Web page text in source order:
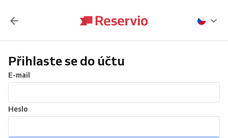
Přihlaste se do účtu
E-mail
Heslo